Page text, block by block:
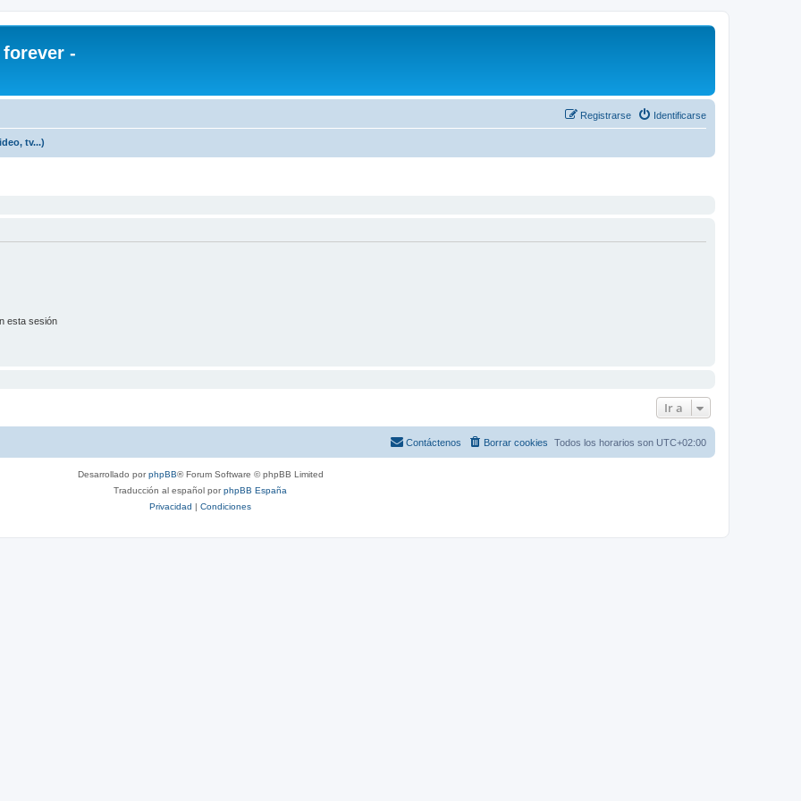
forever -
Identificarse
Registrarse
tv...)
esta sesión
Ir a
Todos los horarios son UTC+02:00
Borrar cookies
Contáctenos
Desarrollado porphpBB® Forum Software © phpBB Limited
Traducción al español porphpBB España
Privacidad | Condiciones